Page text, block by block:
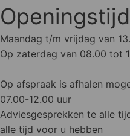
Maandag t/m vrijdag van
Op zaterdag van 08.00 tot
Op afspraak is afhalen
07.00-12.00 uur
Adviesgesprekken te alle
alle tijd voor u hebben